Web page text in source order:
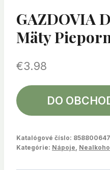
GAZDOVIA
Mäty
€3.98
DO
Katalógové číslo:
Kategórie: Nápoje